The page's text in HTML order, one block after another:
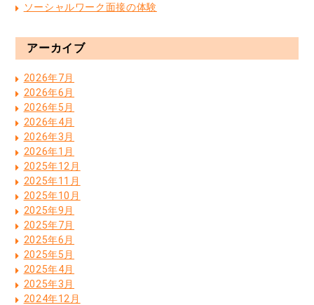
ソーシャルワーク面接の体験
アーカイブ
2026年7月
2026年6月
2026年5月
2026年4月
2026年3月
2026年1月
2025年12月
2025年11月
2025年10月
2025年9月
2025年7月
2025年6月
2025年5月
2025年4月
2025年3月
2024年12月